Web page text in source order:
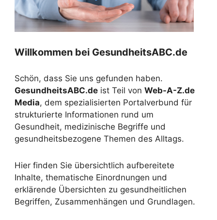
Willkommen bei GesundheitsABC.de
Schön, dass Sie uns gefunden haben.
GesundheitsABC.de ist Teil von Web-A-Z.de
Media, dem spezialisierten Portalverbund für
strukturierte Informationen rund um
Gesundheit, medizinische Begriffe und
gesundheitsbezogene Themen des Alltags.
Hier finden Sie übersichtlich aufbereitete
Inhalte, thematische Einordnungen und
erklärende Übersichten zu gesundheitlichen
Begriffen, Zusammenhängen und Grundlagen.